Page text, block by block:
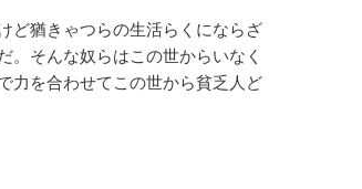
ど猶きゃつらの生活らくにならざ
。そんな奴らはこの世からいなく
力を合わせてこの世から貧乏人ど